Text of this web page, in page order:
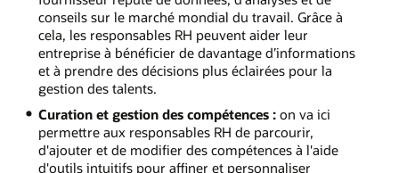
conseils sur le marché mondial du travail. Grâce à
cela, les responsables RH peuvent aider leur
entreprise à bénéficier de davantage d’informations
et à prendre des décisions plus éclairées pour la
gestion des talents.
Curation et gestion des compétences :on va ici
permettre aux responsables RH de parcourir,
d'ajouter et de modifier des compétences à l'aide
d'outils intuitifs pour affiner et personnaliser